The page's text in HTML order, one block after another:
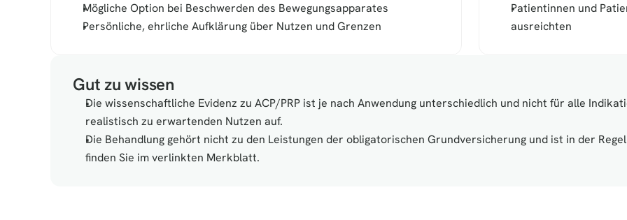
Mögliche Option bei Beschwerden des Bewegungsapparates
Persönliche, ehrliche Aufklärung über Nutzen und Grenzen
Patientinnen und
ausreichten
Gut zu wissen
Die wissenschaftliche Evidenz zu ACP/PRP ist je nach Anwendung unterschiedlich und nicht für alle
realistisch zu erwartenden Nutzen auf.
Die Behandlung gehört nicht zu den Leistungen der obligatorischen Grundversicherung und ist in der
finden Sie im verlinkten Merkblatt.